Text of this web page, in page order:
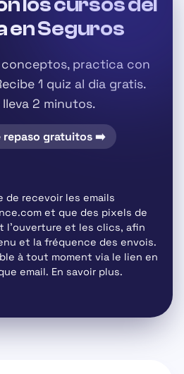
en Seguros
conceptos, practica con
1 quiz al diagratis.
2 minutos.
repaso gratuitos ➡️
de recevoir les emails
et que des pixels de
l'ouverture et les clics, afin
et la fréquence des envois.
à tout moment via le lien en
email. En savoir plus.